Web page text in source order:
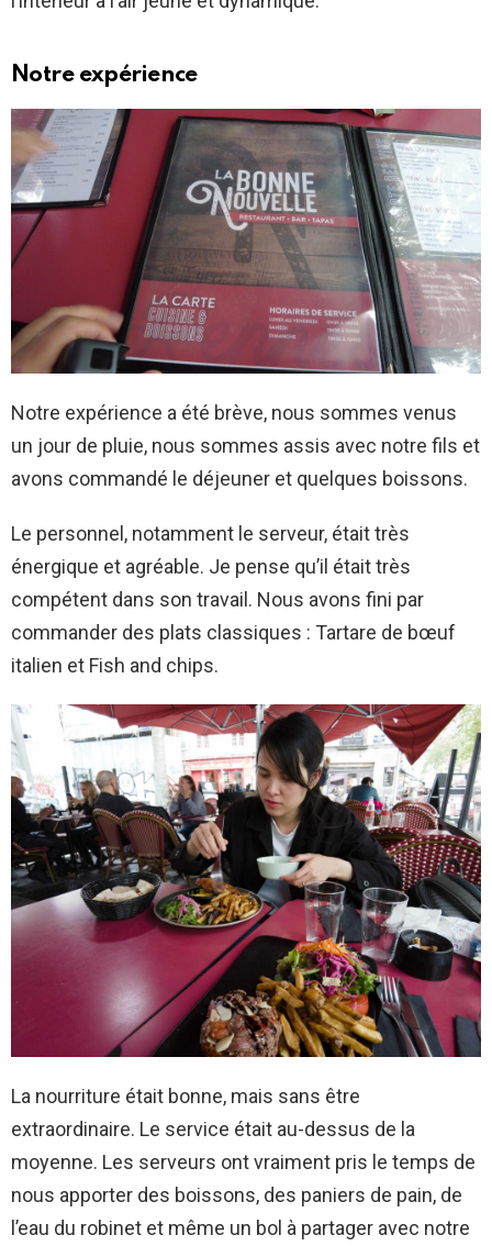
Notre expérience
Notre expérience a été brève, nous sommes venus
un jour de pluie, nous sommes assis avec notre fils et
avons commandé le déjeuner et quelques boissons.
Le personnel, notamment le serveur, était très
énergique et agréable. Je pense qu’il était très
compétent dans son travail. Nous avons fini par
commander des plats classiques : Tartare de bœuf
italien et Fish and chips.
La nourriture était bonne, mais sans être
extraordinaire. Le service était au-dessus de la
moyenne. Les serveurs ont vraiment pris le temps de
nous apporter des boissons, des paniers de pain, de
l’eau du robinet et même un bol à partager avec notre